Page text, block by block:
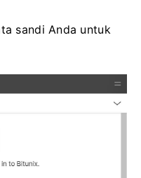
sandi Anda untuk